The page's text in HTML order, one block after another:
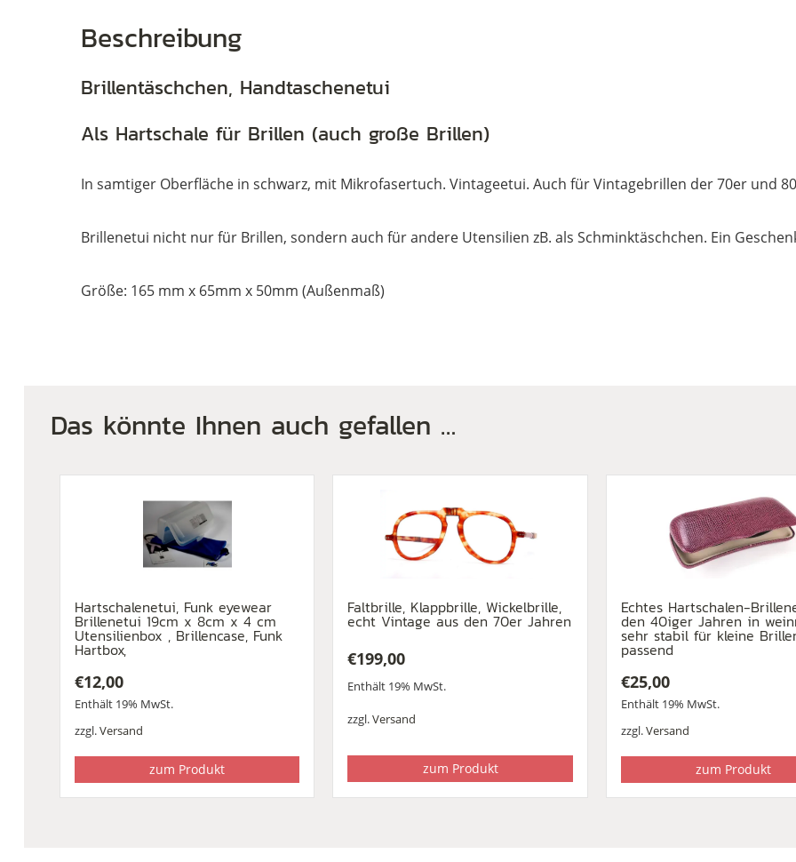
Beschreibung
Brillentäschchen, Handtaschenetui
Als Hartschale für Brillen (auch große Brillen)
In samtiger Oberfläche in schwarz, mit Mikrofasertuch. Vintageetui. Auch für Vintagebrillen der 70er und
Brillenetui nicht nur für Brillen, sondern auch für andere Utensilien zB. als Schminktäschchen. Ein
Größe: 165 mm x 65mm x 50mm (Außenmaß)
Das könnte Ihnen auch gefallen …
Hartschalenetui, Funk eyewear
Brillenetui 19cm x 8cm x 4 cm
Utensilienbox , Brillencase, Funk
Hartbox,
€12,00
Enthält 19% MwSt.
zzgl.Versand
zum Produkt
Faltbrille, Klappbrille, Wickelbrille,
echt Vintage aus den 70er Jahren
€199,00
Enthält 19% MwSt.
zzgl.Versand
zum Produkt
Echtes Hartschalen-
den 40iger Jahren in
sehr stabil für kleine
passend
€25,00
Enthält 19% MwSt.
zzgl.Versand
zum Produkt